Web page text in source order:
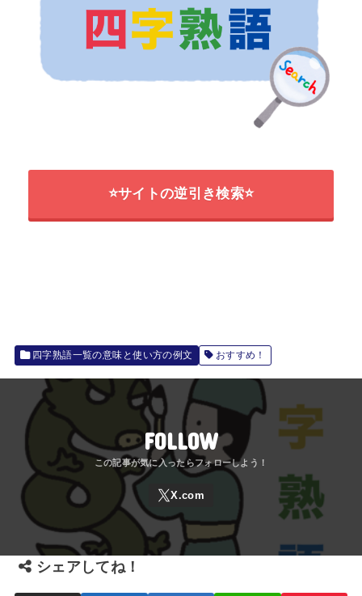
⭐サイトの逆引き検索⭐
四字熟語一覧の意味と使い方の例文 おすすめ！
FOLLOW
シェアしてね！